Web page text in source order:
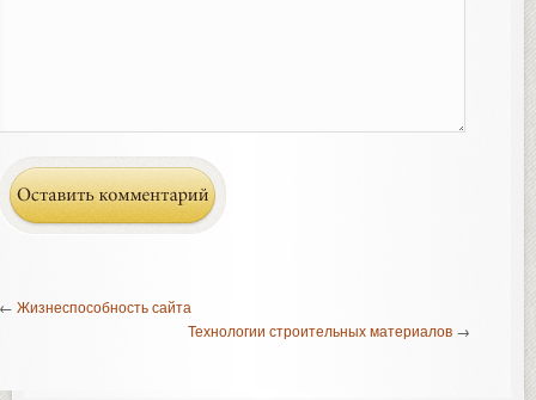
Жизнеспособность сайта
Технологии строительных материалов →